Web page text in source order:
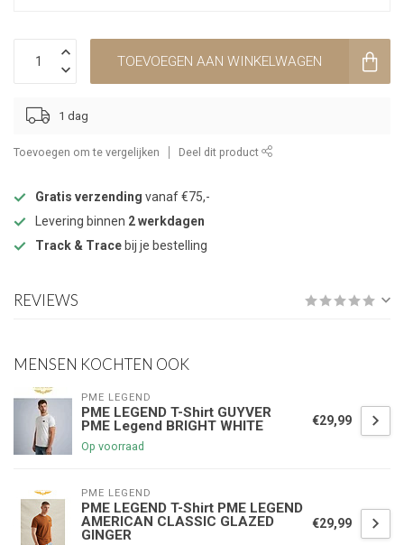
TOEVOEGEN AAN WINKELWAGEN
1 dag
Toevoegen om te vergelijken Deel dit product
Gratis verzending vanaf €75,-
Levering binnen 2 werkdagen
Track & Trace bij je bestelling
REVIEWS
MENSEN KOCHTEN OOK
PME LEGEND
PME LEGEND T-Shirt GUYVER
PME Legend BRIGHT WHITE
Op voorraad
€29,99
PME LEGEND
PME LEGEND T-Shirt PME LEGEND
AMERICAN CLASSIC GLAZED
GINGER
€29,99